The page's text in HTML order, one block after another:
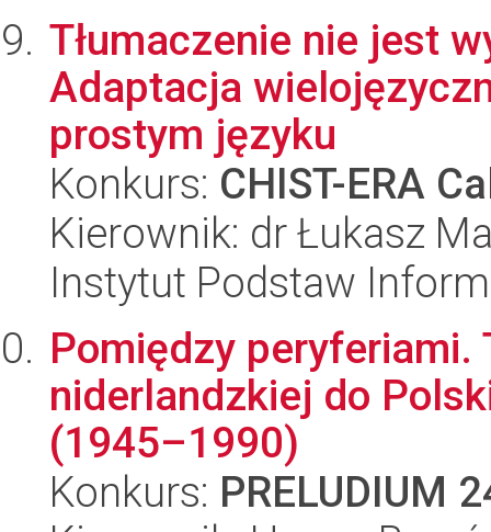
Tłumaczenie nie jest
Adaptacja
prostym języku
Konkurs: CHIST-ERA
Kierownik: dr Łukasz
Instytut Podstaw
Pomiędzy peryferiami.
niderlandzkiej do
(1945–1990)
Konkurs: PRELUDIUM